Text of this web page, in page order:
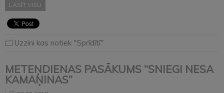
LASĪT VISU
Uzzini kas notiek "Sprīdītī"
METEŅDIENAS PASĀKUMS “SNIEGI NESA
KAMAŅINAS”